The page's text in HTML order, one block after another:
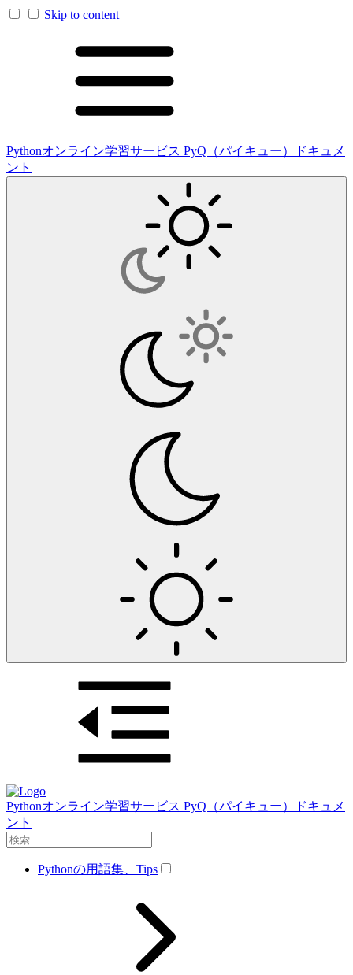
Skip to content
Pythonオンライン学習サービス PyQ（パイキュー）ドキュメ
ント
Pythonオンライン学習サービス PyQ（パイキュー）ドキュメ
ント
Pythonの用語集、Tips